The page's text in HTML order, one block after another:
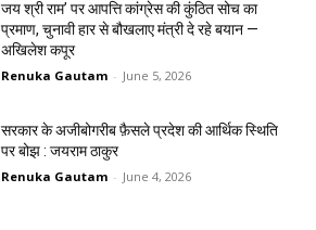
जय श्री राम’ पर आपत्ति कांग्रेस की कुंठित सोच का
प्रमाण, चुनावी हार से बौखलाए मंत्री दे रहे बयान —
अखिलेश कपूर
Renuka Gautam - June 5, 2026
सरकार के अजीबोगरीब फ़ैसले प्रदेश की आर्थिक स्थिति
पर बोझ : जयराम ठाकुर
Renuka Gautam - June 4, 2026